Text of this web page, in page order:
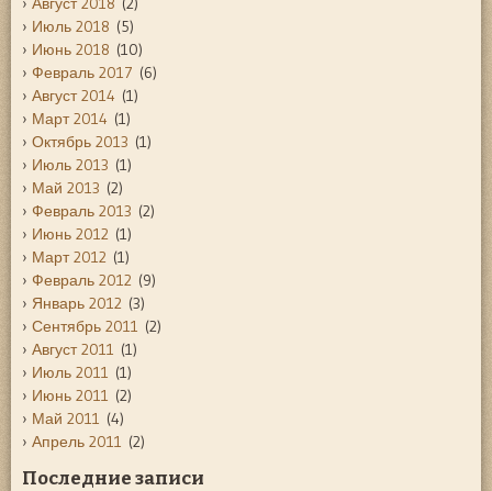
Июль 2018 (5)
Июнь 2018 (10)
Февраль 2017 (6)
Август 2014 (1)
Март 2014 (1)
Октябрь 2013 (1)
Июль 2013 (1)
Май 2013 (2)
Февраль 2013 (2)
Июнь 2012 (1)
Март 2012 (1)
Февраль 2012 (9)
Январь 2012 (3)
Сентябрь 2011 (2)
Август 2011 (1)
Июль 2011 (1)
Июнь 2011 (2)
Май 2011 (4)
Апрель 2011 (2)
Последние записи